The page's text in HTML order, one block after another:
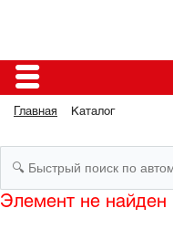
Главная Каталог
Элемент не найден